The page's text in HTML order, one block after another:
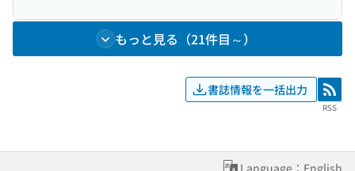
もっと見る（21件目～）
書誌情報を一括出力 RSS
RSS
Language：English